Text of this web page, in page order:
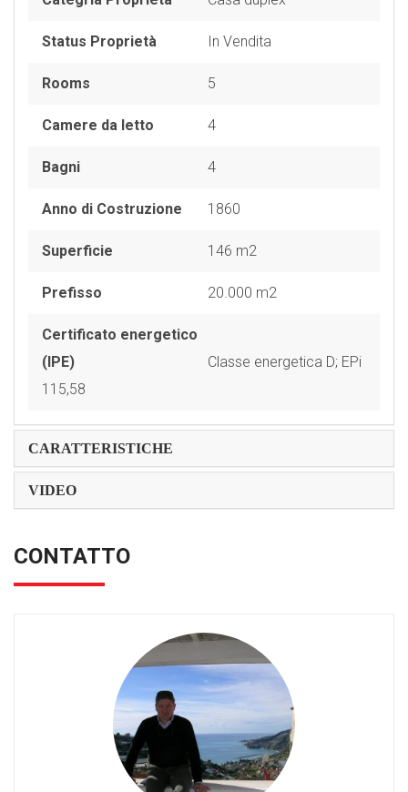
Status Proprietà In Vendita
Rooms 5
Camere da letto 4
Bagni 4
Anno di Costruzione 1860
Superficie 146 m2
Prefisso 20.000 m2
Certificato energetico
(IPE)
Classe energetica D; EPi
115,58
CARATTERISTICHE
VIDEO
CONTATTO